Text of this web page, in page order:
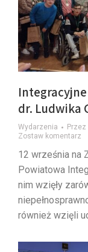
dr. Ludwika
Wydarzenia Przez
Zostaw komentarz
12 września na
Powiatowa
nim wzięły
również wzięli